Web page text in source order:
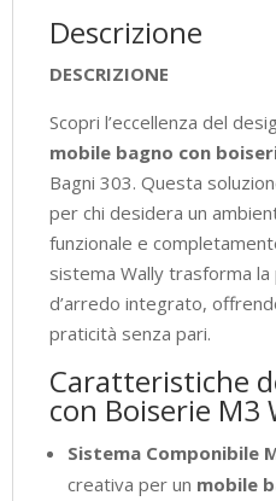
Descrizione
DESCRIZIONE
Scopri l’eccellenza del
mobile bagno con
Bagni 303. Questa
per chi desidera un
funzionale e
sistema Wally trasforma
d’arredo integrato,
praticità senza pari.
Caratteristiche
con Boiserie M3
Sistema Componibile
creativa per un mobile